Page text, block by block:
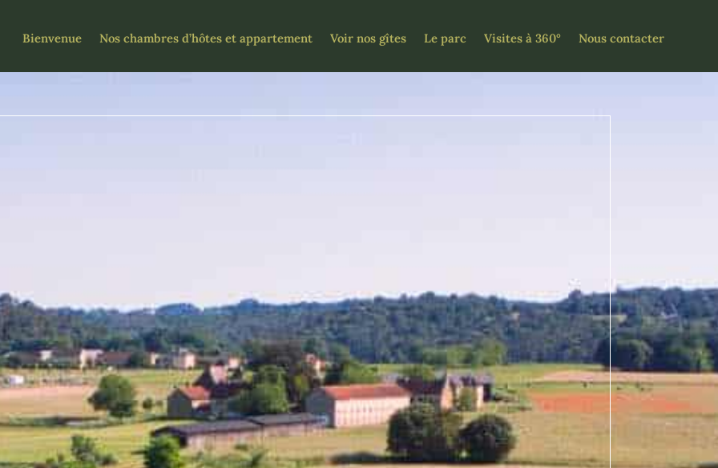
Bienvenue Nos chambres d’hôtes et appartement Voir nos gîtes Le parc Visites à 360° Nous contacter